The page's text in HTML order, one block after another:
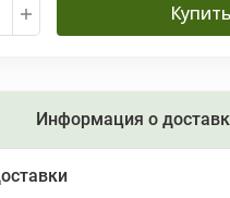
Купить
Информация о